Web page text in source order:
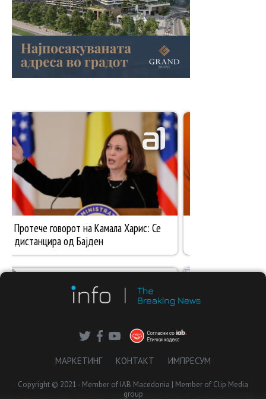
МАРКЕТИНГ КОНТАКТ ИМПРЕСУМ
Copyright © 2021 - Member of IAB Macedonia | Member of Clip Media
group